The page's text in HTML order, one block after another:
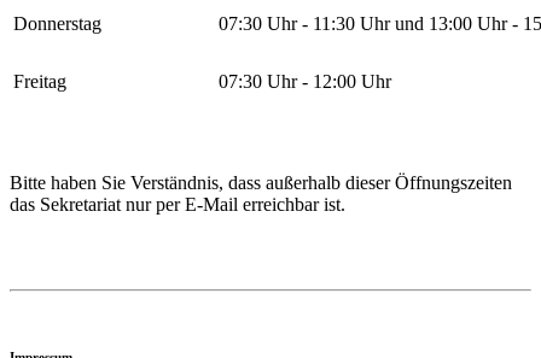
Donnerstag 07:30 Uhr - 11:30 Uhr und 13:00 Uhr -
Freitag 07:30 Uhr - 12:00 Uhr
Bitte haben Sie Verständnis, dass außerhalb dieser Öffnungszeiten
das Sekretariat nur per E-Mail erreichbar ist.